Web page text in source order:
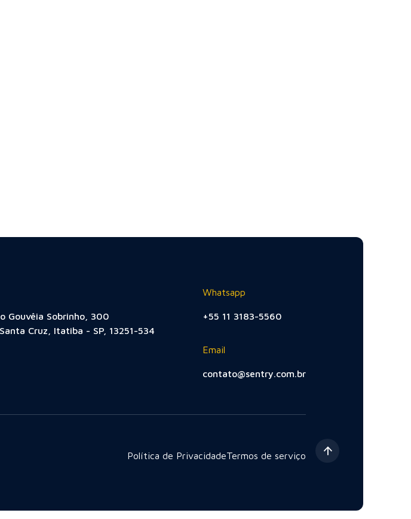
Gouvêia Sobrinho, 300
Cruz, Itatiba - SP, 13251-534
Whatsapp
+55 11 3183-5560
Email
contato@sentry.com.br
Política de PrivacidadeTermos de serviço